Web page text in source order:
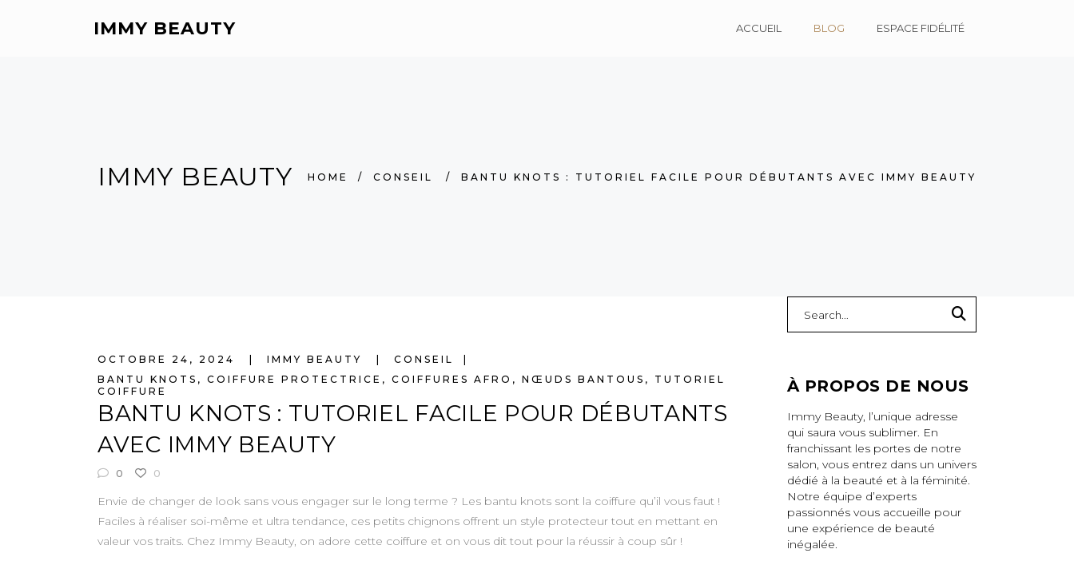
IMMY BEAUTY ACCUEIL BLOG ESPACE FIDÉLITÉ
IMMY BEAUTY HOME / CONSEIL / BANTU KNOTS : TUTORIEL FACILE POUR DÉBUTANTS AVEC IMMY BEAUTY
OCTOBRE 24, 2024 IMMY BEAUTY
CONSEIL
BANTU KNOTS , COIFFURE PROTECTRICE , COIFFURES AFRO , NŒUDS BANTOUS , TUTORIEL
COIFFURE
BANTU KNOTS : TUTORIEL FACILE POUR DÉBUTANTS
AVEC IMMY BEAUTY
0 0
Envie de changer de look sans vous engager sur le long terme ? Les bantu knots sont la coiffure qu’il vous faut !
Faciles à réaliser soi-même et ultra tendance, ces petits chignons offrent un style protecteur tout en mettant en
valeur vos traits. Chez Immy Beauty, on adore cette coiffure et on vous dit tout pour la réussir à coup sûr !
À PROPOS DE NOUS
Immy Beauty, l’unique adresse
qui saura vous sublimer. En
franchissant les portes de notre
salon, vous entrez dans un univers
dédié à la beauté et à la féminité.
Notre équipe d’experts
passionnés vous accueille pour
une expérience de beauté
inégalée.